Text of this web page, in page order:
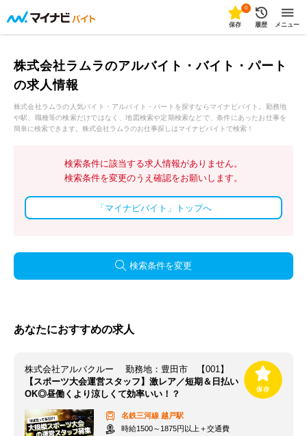
0
保存 履歴 メニュー
株式会社ラムラのアルバイト・バイト・パート
の求人情報
株式会社ラムラの人気バイト・アルバイト・パートを探すならマイナビバイト。勤務地
や駅、職種等の検索だけではなく、地図検索や定期検索などで、条件にあったお仕事を
簡単に検索できます。株式会社ラムラのお仕事探しはマイナビバイトで検索！
検索条件に該当する求人情報がありません。
検索条件を変更のうえ確認をお願いします。
「マイナビバイト」トップへ
検索条件を変更
あなたにおすすめの求人
株式会社アルバクルー 勤務地：豊田市 【001】
【スポーツ大会運営スタッフ】激レア／短期＆日払い
OK◎昼働くより涼しくて効率いい！？
名鉄三河線 越戸駅
時給1500～1875円以上＋交通費